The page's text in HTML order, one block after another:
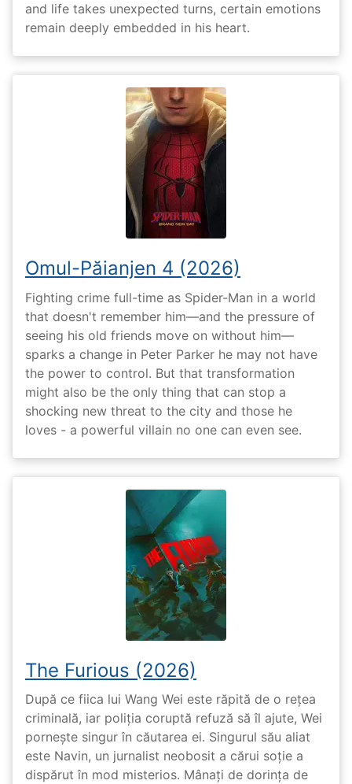
and life takes unexpected turns, certain emotions
remain deeply embedded in his heart.
Omul-Păianjen 4 (2026)
Fighting crime full-time as Spider-Man in a world
that doesn't remember him—and the pressure of
seeing his old friends move on without him—
sparks a change in Peter Parker he may not have
the power to control. But that transformation
might also be the only thing that can stop a
shocking new threat to the city and those he
loves - a powerful villain no one can even see.
The Furious (2026)
După ce fiica lui Wang Wei este răpită de o rețea
criminală, iar poliția coruptă refuză să îl ajute, Wei
pornește singur în căutarea ei. Singurul său aliat
este Navin, un jurnalist neobosit a cărui soție a
dispărut în mod misterios. Mânați de dorința de